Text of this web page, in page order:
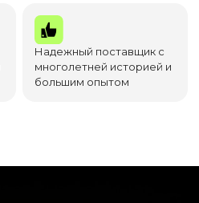
Надежный поставщик с
многолетней историей и
большим опытом